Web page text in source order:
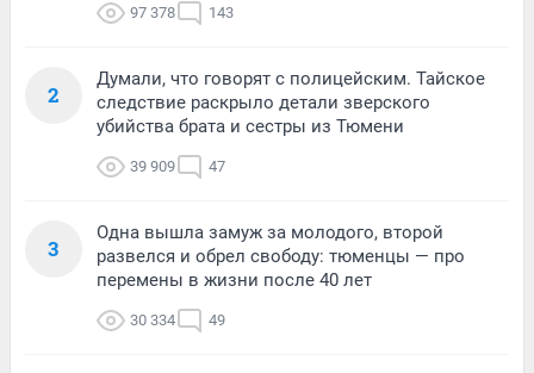
97 378 143
2
Думали, что говорят с полицейским. Тайское
следствие раскрыло детали зверского
убийства брата и сестры из Тюмени
39 909 47
3
Одна вышла замуж за молодого, второй
развелся и обрел свободу: тюменцы — про
перемены в жизни после 40 лет
30 334 49